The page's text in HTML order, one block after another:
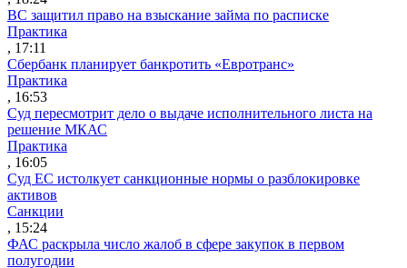
ВС защитил право на взыскание займа по расписке
Практика
, 17:11
Сбербанк планирует банкротить «Евротранс»
Практика
, 16:53
Суд пересмотрит дело о выдаче исполнительного листа на
решение МКАС
Практика
, 16:05
Суд ЕС истолкует санкционные нормы о разблокировке
активов
Санкции
, 15:24
ФАС раскрыла число жалоб в сфере закупок в первом
полугодии